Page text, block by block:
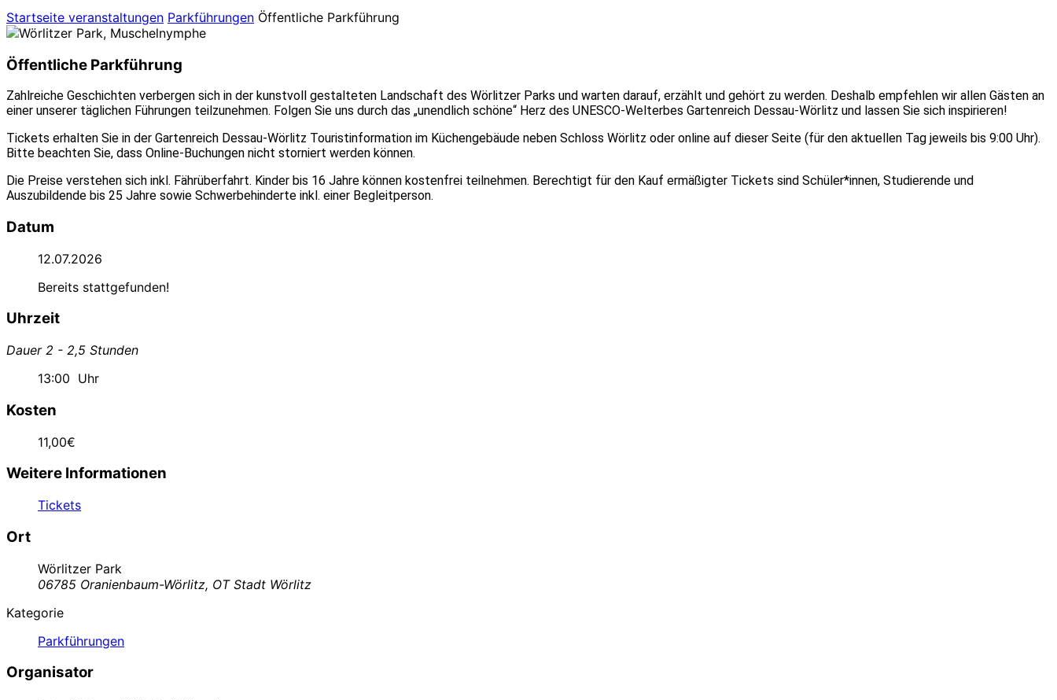
Startseite veranstaltungen Parkführungen Öffentliche Parkführung
Öffentliche Parkführung
Zahlreiche Geschichten verbergen sich in der kunstvoll gestalteten Landschaft des Wörlitzer Parks und warten darauf, erzählt und gehört zu werden. Deshalb empfehlen wir allen Gästen an
einer unserer täglichen Führungen teilzunehmen. Folgen Sie uns durch das „unendlich schöne“ Herz des UNESCO-Welterbes Gartenreich Dessau-Wörlitz und lassen Sie sich inspirieren!
Tickets erhalten Sie in der Gartenreich Dessau-Wörlitz Touristinformation im Küchengebäude neben Schloss Wörlitz oder online auf dieser Seite (für den aktuellen Tag jeweils bis 9:00 Uhr).
Bitte beachten Sie, dass Online-Buchungen nicht storniert werden können.
Die Preise verstehen sich inkl. Fährüberfahrt. Kinder bis 16 Jahre können kostenfrei teilnehmen. Berechtigt für den Kauf ermäßigter Tickets sind Schüler*innen, Studierende und
Auszubildende bis 25 Jahre sowie Schwerbehinderte inkl. einer Begleitperson.
Datum
12.07.2026
Bereits stattgefunden!
Uhrzeit
Dauer 2 - 2,5 Stunden
13:00 Uhr
Kosten
11,00€
Weitere Informationen
Tickets
Ort
Wörlitzer Park
06785 Oranienbaum-Wörlitz, OT Stadt Wörlitz
Kategorie
Parkführungen
Organisator